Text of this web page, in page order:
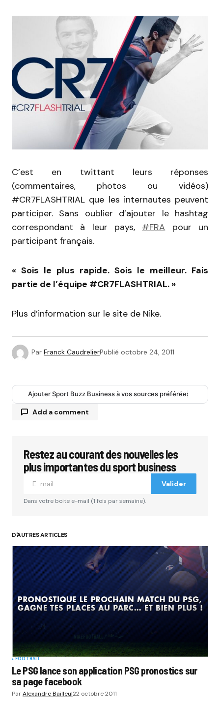
C’est en twittant leurs réponses
(commentaires, photos ou vidéos)
#CR7FLASHTRIAL que les internautes peuvent
participer. Sans oublier d’ajouter le hashtag
correspondant à leur pays, #FRA pour un
participant français.
« Sois le plus rapide. Sois le meilleur. Fais
partie de l’équipe #CR7FLASHTRIAL. »
Plus d’information sur le site de Nike.
Par Franck CaudrelierPublié octobre 24, 2011
Ajouter Sport Buzz Business à vos sources préférées
Add a comment
Votre adresse e-mail ne sera pas publiée.Les
champs obligatoires sont indiqués avec*
Your Name*
Your E-mail*
Submit Comment
Restez au courant des nouvelles les
plus importantes du sport business
Valider
Dans votre boite e-mail (1 fois par semaine).
D'AUTRES ARTICLES
FOOTBALL
Le PSG lance son application PSG pronostics sur
sa page facebook
ParAlexandre Bailleul22 octobre 2011